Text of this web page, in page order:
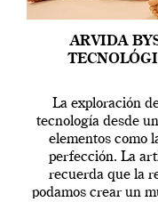
ARVIDA
La exploración
tecnología desde
elementos como
perfección. La
recuerda que la
podamos crear un